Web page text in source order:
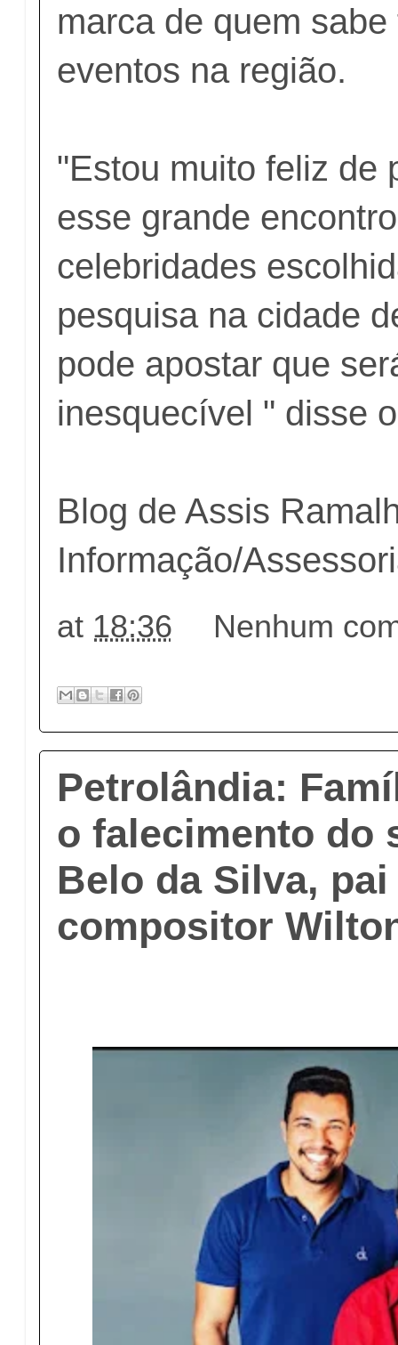
marca de quem
eventos na região.
"Estou muito feliz de
esse grande
celebridades
pesquisa na cidade
pode apostar que
inesquecível " disse
Blog de Assis
Informação/
at 18:36 Nenhum
Petrolândia:
o falecimento do
Belo da Silva,
compositor